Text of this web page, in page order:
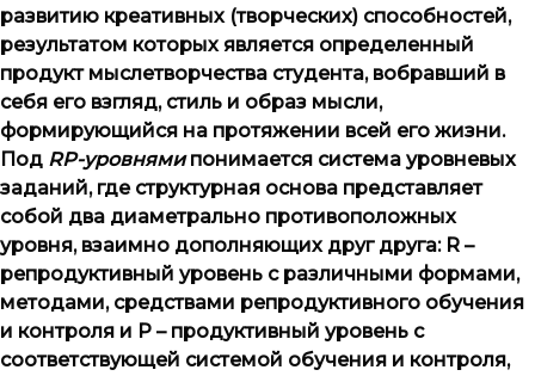
развитию креативных (творческих) способностей,
результатом которых является определенный
продукт мыслетворчества студента, вобравший в
себя его взгляд, стиль и образ мысли,
формирующийся на протяжении всей его жизни.
Под RP-уровнямипонимается система уровневых
заданий, где структурная основа представляет
собой два диаметрально противоположных
уровня, взаимно дополняющих друг друга: R –
репродуктивный уровень с различными формами,
методами, средствами репродуктивного обучения
и контроля и P – продуктивный уровень с
соответствующей системой обучения и контроля,